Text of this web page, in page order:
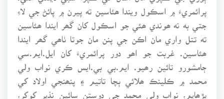
پرائمريءَ ۾ اسڪول ويندا ھئاسين ته پيرن ۾ پائڻ جي لاءِ
جتي به نه ھوندي ھئي جو اسڪول کان گھر ايندا ھئاسين
ته تتل واري مان اڪن جي پنن مان جوتا ٺاھي گھر ايندا
ھئاسين. غربت جو اھو دور پرائمريءَ کان ايل.ايم.سي
ڄامشورو تائين رھيو. ايم.بي بي.ايس ڪري نواب ولي
محمد ۾ ڪلينڪ ھلائي ٻچا تاتيم ۽ پنھنجي اولاد کي
پڙھايم، نواب ولي محمد جي دوستن سائين نذير کوکر،